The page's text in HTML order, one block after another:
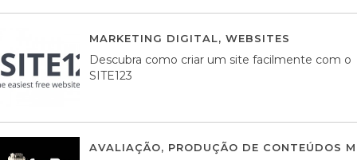
MARKETING DIGITAL, WEBSITES
Descubra como criar um site facilmente com o
SITE123
AVALIAÇÃO, PRODUÇÃO DE CONTEÚDOS